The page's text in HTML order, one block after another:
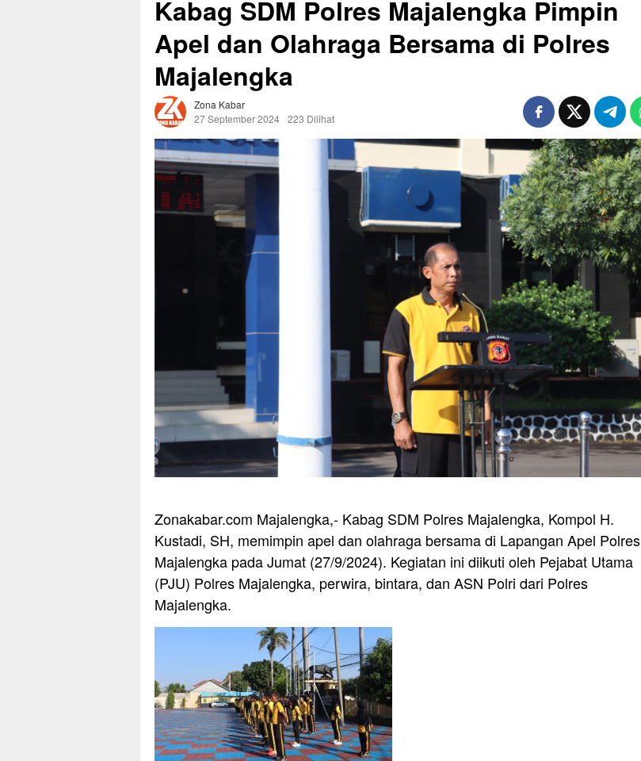
Kabag SDM Polres Majalengka Pimpin
Apel dan Olahraga Bersama di Polres
Majalengka
Zona Kabar
27 September 2024 223 Dilihat
Zonakabar.com Majalengka,- Kabag SDM Polres Majalengka, Kompol H.
Kustadi, SH, memimpin apel dan olahraga bersama di Lapangan Apel Polres
Majalengka pada Jumat (27/9/2024). Kegiatan ini diikuti oleh Pejabat Utama
(PJU) Polres Majalengka, perwira, bintara, dan ASN Polri dari Polres
Majalengka.